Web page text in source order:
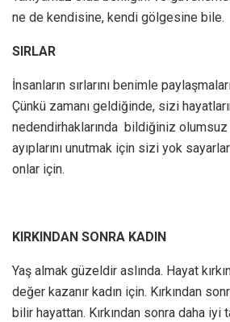
ne de kendisine, kendi gölgesine bile.
SIRLAR
İnsanların sırlarını benimle
Çünkü zamanı geldiğinde, sizi
nedendirhaklarında bildiğiniz
ayıplarını unutmak için sizi yok
onlar için.
KIRKINDAN SONRA KADIN
Yaş almak güzeldir aslında. Hayat
değer kazanır kadın için. Kırkından
bilir hayattan. Kırkından sonra daha iyi